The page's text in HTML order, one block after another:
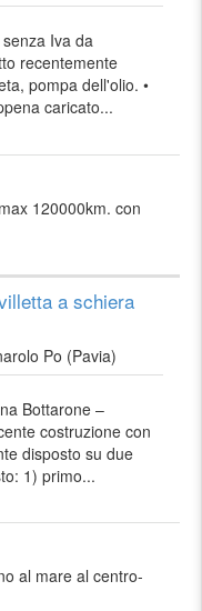
Iva da
recentemente
pompa dell'olio. •
caricato...
120000km. con
a schiera
Po (Pavia)
Bottarone –
costruzione con
disposto su due
1) primo...
al mare al centro-